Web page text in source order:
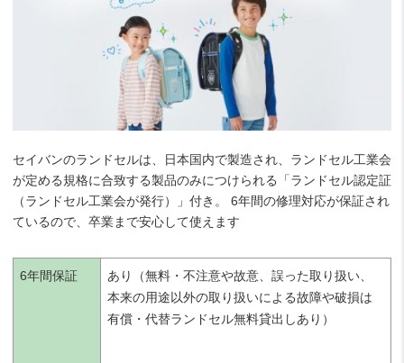
セイバンのランドセルは、日本国内で製造され、ランドセル工業会
が定める規格に合致する製品のみにつけられる「ランドセル認定証
（ランドセル工業会が発行）」付き。 6年間の修理対応が保証され
ているので、卒業まで安心して使えます
6年間保証
あり（無料・不注意や故意、誤った取り扱い、
本来の用途以外の取り扱いによる故障や破損は
有償・代替ランドセル無料貸出しあり）